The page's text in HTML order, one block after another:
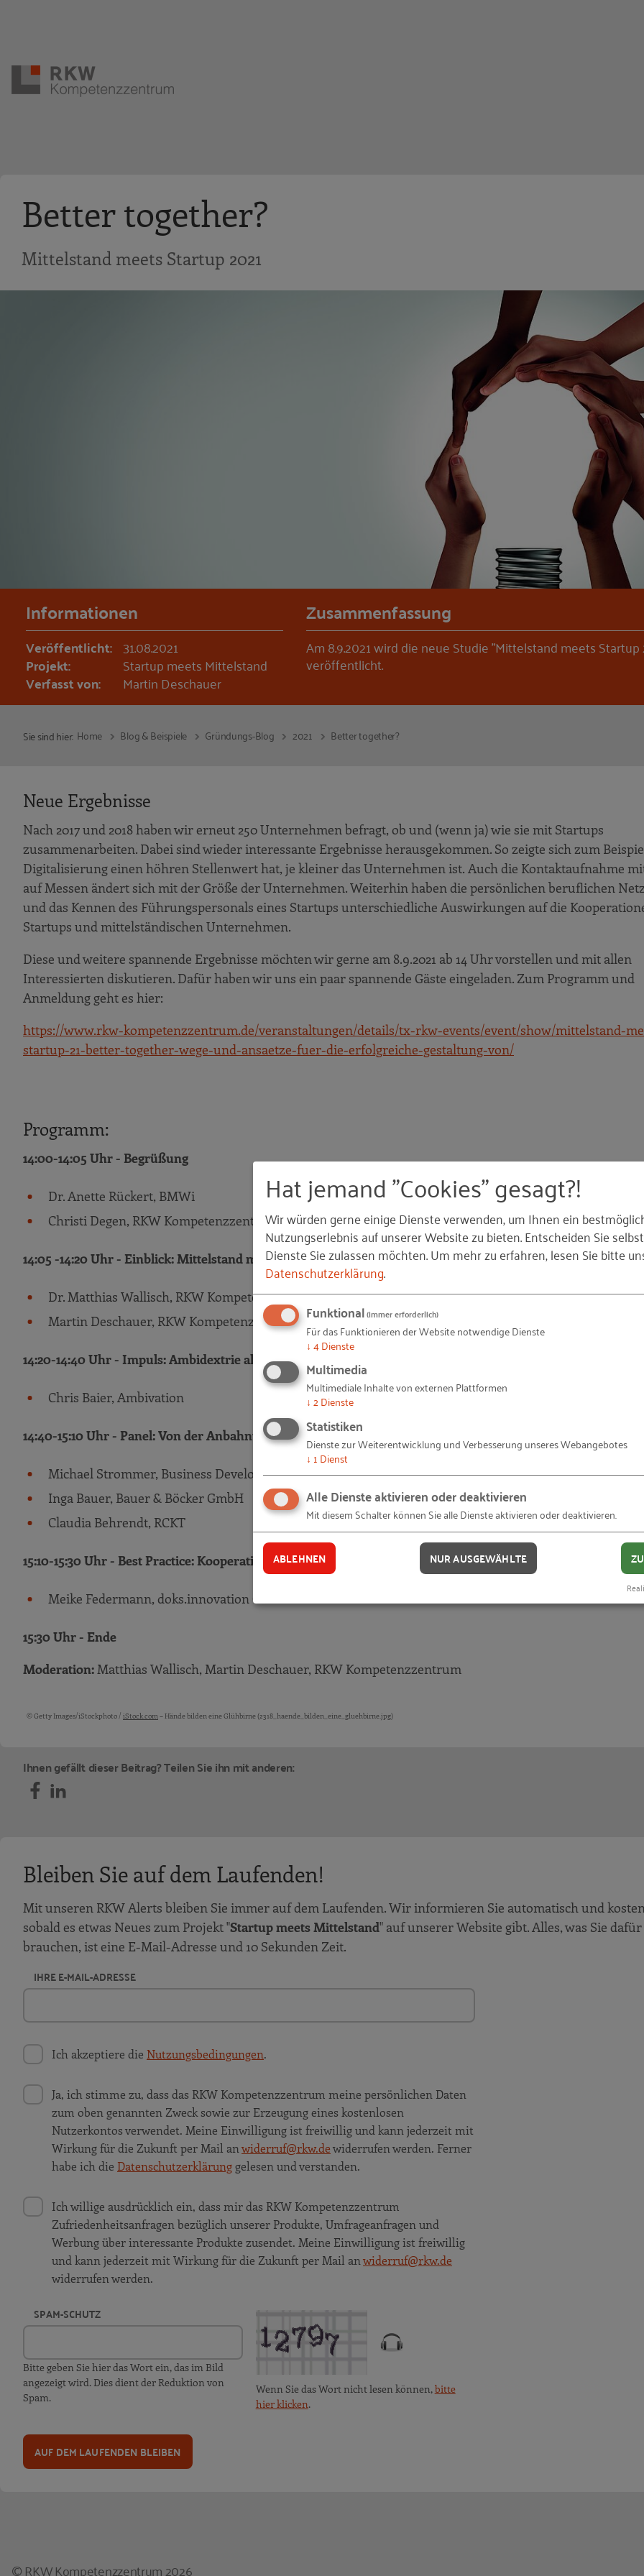
Better together?
Mittelstand meets Startup 2021
Informationen
Veröffentlicht: 31.08.2021
Projekt: Startup meets Mittelstand
Verfasst von: Martin Deschauer
Zusammenfassung
Am 8.9.2021 wird die neue Studie "Mittelstand meets Startup
veröffentlicht.
Sie sind hier: Home Blog & Beispiele Gründungs-Blog 2021 Better together?
Neue Ergebnisse
Nach 2017 und 2018 haben wir erneut 250 Unternehmen befragt, ob und (wenn ja) wie sie mit Startups
zusammenarbeiten. Dabei sind wieder interessante Ergebnisse herausgekommen. So zeigte sich zum
Digitalisierung einen höhren Stellenwert hat, je kleiner das Unternehmen ist. Auch die Kontaktaufnahme
auf Messen ändert sich mit der Größe der Unternehmen. Weiterhin haben die persönlichen beruflichen
und das Kennen des Führungspersonals eines Startups unterschiedliche Auswirkungen auf die
Startups und mittelständischen Unternehmen.
Diese und weitere spannende Ergebnisse möchten wir gerne am 8.9.2021 ab 14 Uhr vorstellen und mit allen
Interessierten diskutieren. Dafür haben wir uns ein paar spannende Gäste eingeladen. Zum Programm und
Anmeldung geht es hier:
https://www.rkw-kompetenzzentrum.de/veranstaltungen/details/tx-rkw-events/event/show/mittelstand-
startup-21-better-together-wege-und-ansaetze-fuer-die-erfolgreiche-gestaltung-von/
Programm:
14:00-14:05 Uhr - Begrüßung
Dr. Anette Rückert, BMWi
Christi Degen, RKW Kompetenzzentrum
14:05 -14:20 Uhr - Einblick: Mittelstand meets Startup 2021 - Potenziale der Zusammenarbeit
Dr. Matthias Wallisch, RKW Kompetenzzentrum
Martin Deschauer, RKW Kompetenzzentrum
14:20-14:40 Uhr - Impuls: Ambidextrie als Ansatz zur Verbindung von Kerngeschäft und Innovation im
Chris Baier, Ambivation
14:40-15:10 Uhr - Panel: Von der Anbahnung zur Kooperation – Prinzipien für die erfolgreiche
Michael Strommer, Business Developer & Manager (ehemals Hirschvogel Ventures)
Inga Bauer, Bauer & Böcker GmbH
Claudia Behrendt, RCKT
15:10-15:30 Uhr - Best Practice: Kooperationserfahrungen im Fokus
Meike Federmann, doks.innovation GmbH
15:30 Uhr - Ende
Moderation:Matthias Wallisch, Martin Deschauer, RKW Kompetenzzentrum
Bildquellen und Copyright-Hinweise
© Getty Images/iStockphoto / iStock.com– Hände bilden eine Glühbirne (2318_haende_bilden_eine_gluehbirne.jpg)
Ihnen gefällt dieser Beitrag? Teilen Sie ihn mit anderen:
Bleiben Sie auf dem Laufenden!
Mit unseren RKW Alerts bleiben Sie immer auf dem Laufenden. Wir informieren Sie automatisch und
sobald es etwas Neues zum Projekt "Startup meets Mittelstand" auf unserer Website gibt. Alles, was Sie dafür
brauchen, ist eine E-Mail-Adresse und 10 Sekunden Zeit.
IHRE E-MAIL-ADRESSE
Ich akzeptiere die Nutzungsbedingungen.
Ja, ich stimme zu, dass das RKW Kompetenzzentrum meine persönlichen Daten
zum oben genannten Zweck sowie zur Erzeugung eines kostenlosen
Nutzerkontos verwendet. Meine Einwilligung ist freiwillig und kann jederzeit mit
Wirkung für die Zukunft per Mail anwiderruf@rkw.dewiderrufen werden. Ferner
habe ich die Datenschutzerklärunggelesen und verstanden.
Ich willige ausdrücklich ein, dass mir das RKW Kompetenzzentrum
Zufriedenheitsanfragen bezüglich unserer Produkte, Umfrageanfragen und
Werbung über interessante Produkte zusendet. Meine Einwilligung ist freiwillig
und kann jederzeit mit Wirkung für die Zukunft per Mail anwiderruf@rkw.de
widerrufen werden.
SPAM-SCHUTZ
Bitte geben Sie hier das Wort ein, das im Bild
angezeigt wird. Dies dient der Reduktion von
Spam.
Wenn Sie das Wort nicht lesen können,bitte
hier klicken.
AUF DEM LAUFENDEN BLEIBEN
© RKW Kompetenzzentrum 2026
Hat jemand "Cookies" gesagt?!
Wir würden gerne einige Dienste verwenden, um Ihnen ein
Nutzungserlebnis auf unserer Website zu bieten. Entscheiden Sie
Dienste Sie zulassen möchten.Um mehr zu erfahren, lesen Sie bitte
Datenschutzerklärung.
Funktional(immer erforderlich)
Für das Funktionieren der Website notwendige Dienste
↓ 4Dienste
Multimedia
Multimediale Inhalte von externen Plattformen
↓ 2Dienste
Statistiken
Dienste zur Weiterentwicklung und Verbesserung unseres Webangebotes
↓ 1 Dienst
Alle Dienste aktivieren oder deaktivieren
Mit diesem Schalter können Sie alle Dienste aktivieren oder deaktivieren.
ABLEHNEN NUR AUSGEWÄHLTE